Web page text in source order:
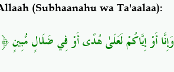
(Subhaanahu wa Ta'aalaa):
وَإِنَّا أَوْ إِيَّاكُمْ لَعَلَىٰ هُدًى أَوْ فِي ضَلَالٍ مُّبِينٍ ﴿٢٤﴾